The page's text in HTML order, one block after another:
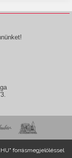
forrásmegjelöléssel